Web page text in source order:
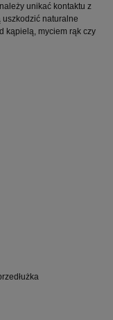
unikać kontaktu z
uszkodzić naturalne
kąpielą, myciem rąk czy